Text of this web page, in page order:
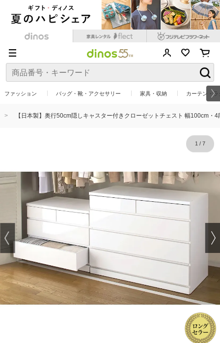
ファッション バッグ・靴・アクセサリー 家具・収納 カーテン・
【日本製】奥行50cm隠しキャスター付きクローゼットチェスト 幅100cm・4
1/ 7